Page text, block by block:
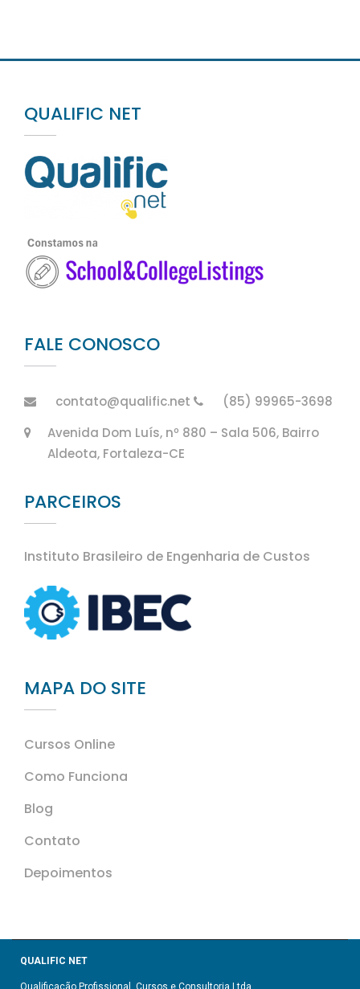
QUALIFIC NET
FALE CONOSCO
contato@qualific.net
(85) 99965-3698
Avenida Dom Luís, nº 880 – Sala 506, Bairro
Aldeota, Fortaleza-CE
PARCEIROS
Instituto Brasileiro de Engenharia de Custos
MAPA DO SITE
Cursos Online
Como Funciona
Blog
Contato
Depoimentos
QUALIFIC NET
Qualificação Profissional, Cursos e Consultoria Ltda.